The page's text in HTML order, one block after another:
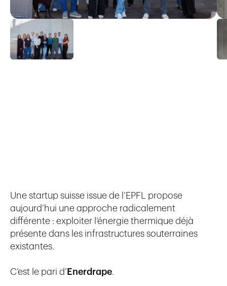
Une startup suisse issue de l’EPFL propose
aujourd’hui une approche radicalement
différente : exploiter l’énergie thermique déjà
présente dans les infrastructures souterraines
existantes.
C’est le pari d’ Enerdrape.